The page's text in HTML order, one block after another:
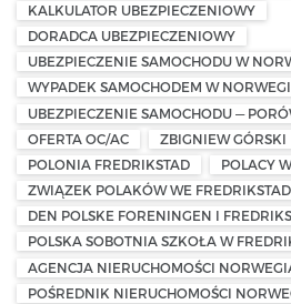
KALKULATOR UBEZPIECZENIOWY
DORADCA UBEZPIECZENIOWY
UBEZPIECZENIE SAMOCHODU W
WYPADEK SAMOCHODEM W
UBEZPIECZENIE SAMOCHODU —
OFERTA OC/AC
ZBIGNIEW GÓRSKI
POLONIA FREDRIKSTAD
POLACY
ZWIĄZEK POLAKÓW WE FREDRIKSTAD
DEN POLSKE FORENINGEN I
POLSKA SOBOTNIA SZKOŁA W
AGENCJA NIERUCHOMOŚCI
POŚREDNIK NIERUCHOMOŚCI